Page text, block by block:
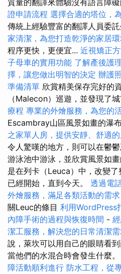
質量的翻譯來體驗沒有語言障礙
證申請流程 選擇合適的塔位，
傳統上經驗豐富的翻譯人員委
家清潔，為您打造乾淨的家居
程序更快，更便宜... 近視矯正
子母車的實用功能 了解產後護
擇，讓您做出明智的決定 辦護
準備清單 欣賞精美保存完好的
（Malecon）巡遊，並發現了
療程 專業的外燴服務，為您的
Escambray山區風景如畫的瀑
之家單人房，提供安靜、舒適
令人驚嘆的地方，則可以在鬱
游泳池中游泳，並欣賞風景如
是在列卡（Leuca）中，改變
已經開始，直到今天。 透過電
外燴服務，滿足各類活動的需求
關Leuc的條目 利用WordPress
內障手術的過程與恢復時間 -
潔工服務，解決您的日常清潔
說，萊坎可以用自己的眼睛看
當他們的水混合時會發生什麼。
障活動順利進行 防水工程，從